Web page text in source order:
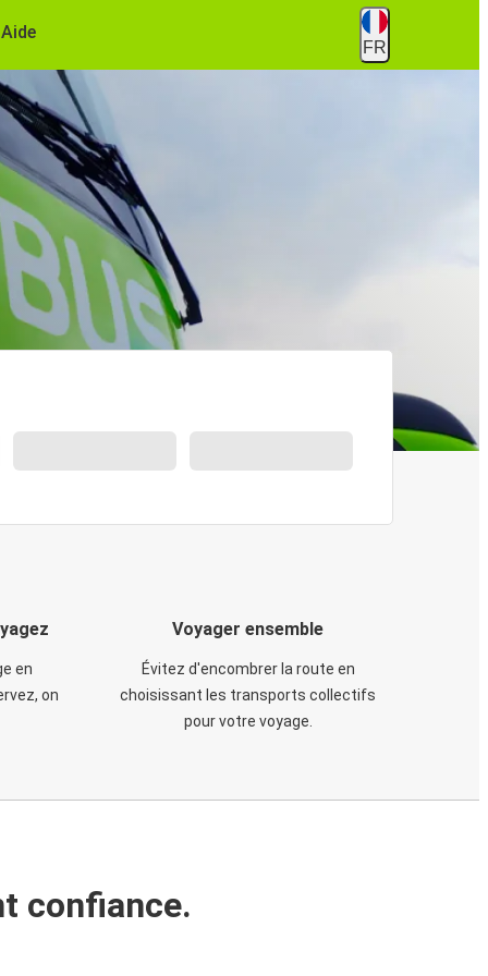
Aide
FR
en
on
Voyager ensemble
Évitez d'encombrer la route en
choisissant les transports collectifs
pour votre voyage.
confiance.